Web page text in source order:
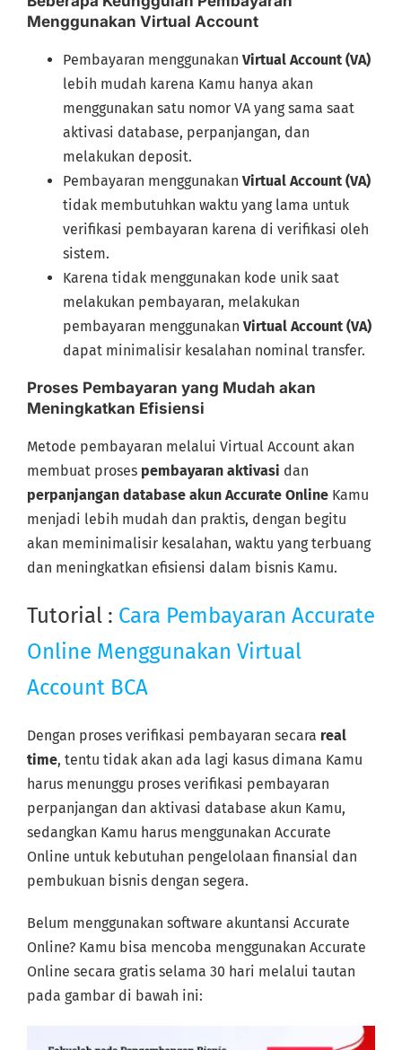
Menggunakan Virtual Account
Pembayaran menggunakan Virtual Account (VA)
lebih mudah karena Kamu hanya akan
menggunakan satu nomor VA yang sama saat
aktivasi database, perpanjangan, dan
melakukan deposit.
Pembayaran menggunakan Virtual Account (VA)
tidak membutuhkan waktu yang lama untuk
verifikasi pembayaran karena di verifikasi oleh
sistem.
Karena tidak menggunakan kode unik saat
melakukan pembayaran, melakukan
pembayaran menggunakan Virtual Account (VA)
dapat minimalisir kesalahan nominal transfer.
Proses Pembayaran yang Mudah akan
Meningkatkan Efisiensi
Metode pembayaran melalui Virtual Account akan
membuat proses pembayaran aktivasi dan
perpanjangan database akun Accurate Online Kamu
menjadi lebih mudah dan praktis, dengan begitu
akan meminimalisir kesalahan, waktu yang terbuang
dan meningkatkan efisiensi dalam bisnis Kamu.
Tutorial : Cara Pembayaran Accurate
Online Menggunakan Virtual
Account BCA
Dengan proses verifikasi pembayaran secara real
time, tentu tidak akan ada lagi kasus dimana Kamu
harus menunggu proses verifikasi pembayaran
perpanjangan dan aktivasi database akun Kamu,
sedangkan Kamu harus menggunakan Accurate
Online untuk kebutuhan pengelolaan finansial dan
pembukuan bisnis dengan segera.
Belum menggunakan software akuntansi Accurate
Online? Kamu bisa mencoba menggunakan Accurate
Online secara gratis selama 30 hari melalui tautan
pada gambar di bawah ini: